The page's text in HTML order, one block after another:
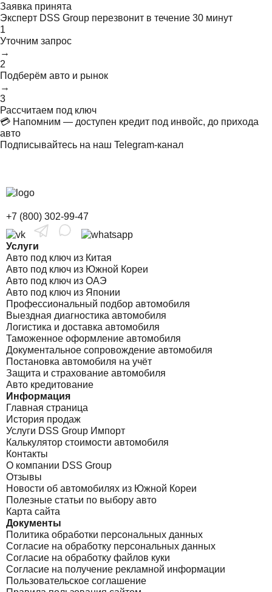
Заявка принята
Эксперт DSS Group перезвонит в течение 30 минут
1
Уточним запрос
→
2
Подберём авто и рынок
→
3
Рассчитаем под ключ
💳 Напомним — доступен кредит под инвойс, до прихода
авто
Подписывайтесь на наш Telegram-канал
+7 (800) 302-99-47
Услуги
Авто под ключ из Китая
Авто под ключ из Южной Кореи
Авто под ключ из ОАЭ
Авто под ключ из Японии
Профессиональный подбор автомобиля
Выездная диагностика автомобиля
Логистика и доставка автомобиля
Таможенное оформление автомобиля
Документальное сопровождение автомобиля
Постановка автомобиля на учёт
Защита и страхование автомобиля
Авто кредитование
Информация
Главная страница
История продаж
Услуги DSS Group Импорт
Калькулятор стоимости автомобиля
Контакты
О компании DSS Group
Отзывы
Новости об автомобилях из Южной Кореи
Полезные статьи по выбору авто
Карта сайта
Документы
Политика обработки персональных данных
Согласие на обработку персональных данных
Согласие на обработку файлов куки
Согласие на получение рекламной информации
Пользовательское соглашение